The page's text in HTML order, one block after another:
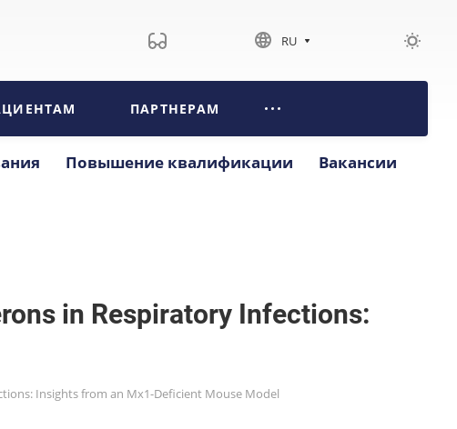
RU
ПАРТНЕРАМ
Повышение квалификации Вакансии
in Respiratory Infections:
Insights from an Mx1-Deficient Mouse Model